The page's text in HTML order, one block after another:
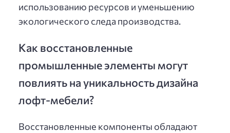
использованию ресурсов и уменьшению
экологического следа производства.
Как восстановленные
промышленные элементы могут
повлиять на уникальность дизайна
лофт-мебели?
Восстановленные компоненты обладают